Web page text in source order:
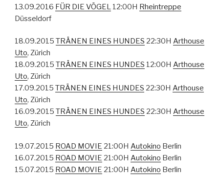
13.09.2016 FÜR DIE VÖGEL 12:00H Rheintreppe
Düsseldorf
18.09.2015 TRÄNEN EINES HUNDES 22:30H Arthouse
Uto, Zürich
18.09.2015 TRÄNEN EINES HUNDES 12:00H Arthouse
Uto, Zürich
17.09.2015 TRÄNEN EINES HUNDES 22:30H Arthouse
Uto, Zürich
16.09.2015 TRÄNEN EINES HUNDES 22:30H Arthouse
Uto, Zürich
19.07.2015 ROAD MOVIE 21:00H Autokino Berlin
16.07.2015 ROAD MOVIE 21:00H Autokino Berlin
15.07.2015 ROAD MOVIE 21:00H Autokino Berlin